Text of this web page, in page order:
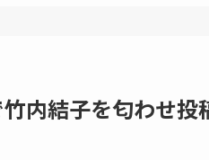
内結子を匂わせ投